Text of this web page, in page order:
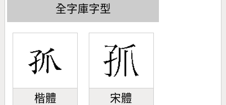
全字庫字型
楷體 宋體